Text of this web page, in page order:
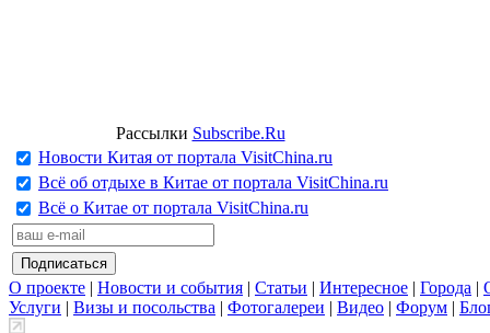
Рассылки Subscribe.Ru
Новости Китая от портала VisitChina.ru
Всё об отдыхе в Китае от портала VisitChina.ru
Всё о Китае от портала VisitChina.ru
О проекте | Новости и события | Статьи | Интересное | Города |
Услуги | Визы и посольства | Фотогалереи | Видео | Форум |